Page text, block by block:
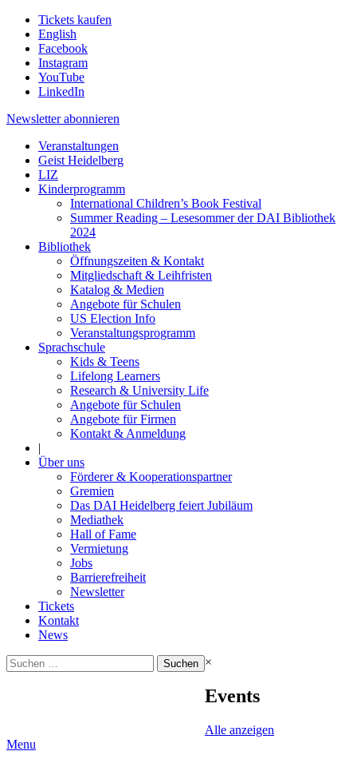
Tickets kaufen
English
Facebook
Instagram
YouTube
LinkedIn
Newsletter abonnieren
Veranstaltungen
Geist Heidelberg
LIZ
Kinderprogramm
International Children’s Book Festival
Summer Reading – Lesesommer der DAI Bibliothek
2024
Bibliothek
Öffnungszeiten & Kontakt
Mitgliedschaft & Leihfristen
Katalog & Medien
Angebote für Schulen
US Election Info
Veranstaltungsprogramm
Sprachschule
Kids & Teens
Lifelong Learners
Research & University Life
Angebote für Schulen
Angebote für Firmen
Kontakt & Anmeldung
|
Über uns
Förderer & Kooperationspartner
Gremien
Das DAI Heidelberg feiert Jubiläum
Mediathek
Hall of Fame
Vermietung
Jobs
Barrierefreiheit
Newsletter
Tickets
Kontakt
News
Suchen
nach:
×
Events
Alle anzeigen
Menu